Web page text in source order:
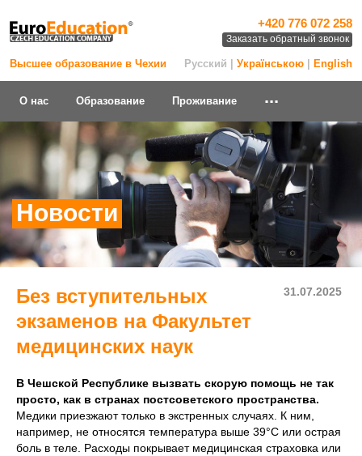
Высшее образование в Чехии
+420 776 072 258
Заказать обратный звонок
Русский | Українською English
О нас Образование Проживание ...
Новости
31.07.2025
Без вступительных
экзаменов на Факультет
медицинских наук
В Чешской Республике вызвать скорую помощь не так
просто, как в странах постсоветского пространства.
Медики приезжают только в экстренных случаях. К ним,
например, не относятся температура выше 39°C или острая
боль в теле. Расходы покрывает медицинская страховка или